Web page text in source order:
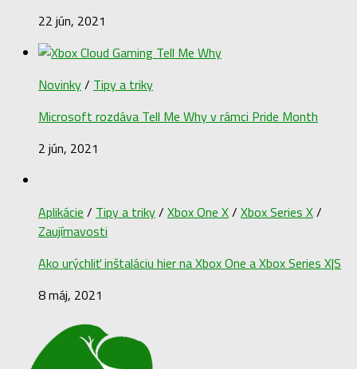
22 jún, 2021
Novinky/ Tipy a triky
Microsoft rozdáva Tell Me Why v rámci Pride Month
2 jún, 2021
Aplikácie / Tipy a triky/ Xbox One X/ Xbox Series X/
Zaujímavosti
Ako urýchliť inštaláciu hier na Xbox One a Xbox Series X|S
8 máj, 2021